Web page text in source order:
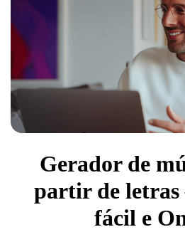
Gerador de
partir de
fácil e